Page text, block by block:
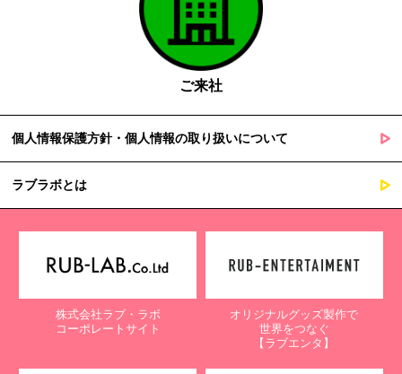
ご来社
個人情報保護方針・個人情報の取り扱いについて
ラブラボとは
株式会社ラブ・ラボ
コーポレートサイト
オリジナルグッズ製作で
世界をつなぐ
【ラブエンタ】